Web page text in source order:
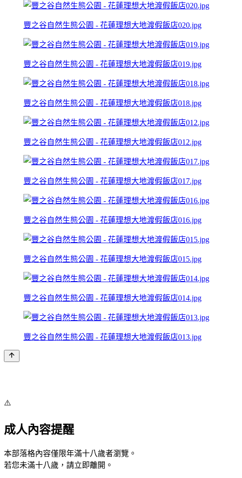
豐之谷自然生態公園 - 花蓮理想大地渡假飯店020.jpg
豐之谷自然生態公園 - 花蓮理想大地渡假飯店019.jpg
豐之谷自然生態公園 - 花蓮理想大地渡假飯店018.jpg
豐之谷自然生態公園 - 花蓮理想大地渡假飯店012.jpg
豐之谷自然生態公園 - 花蓮理想大地渡假飯店017.jpg
豐之谷自然生態公園 - 花蓮理想大地渡假飯店016.jpg
豐之谷自然生態公園 - 花蓮理想大地渡假飯店015.jpg
豐之谷自然生態公園 - 花蓮理想大地渡假飯店014.jpg
豐之谷自然生態公園 - 花蓮理想大地渡假飯店013.jpg
⚠️
成人內容提醒
本部落格內容僅限年滿十八歲者瀏覽。
若您未滿十八歲，請立即離開。